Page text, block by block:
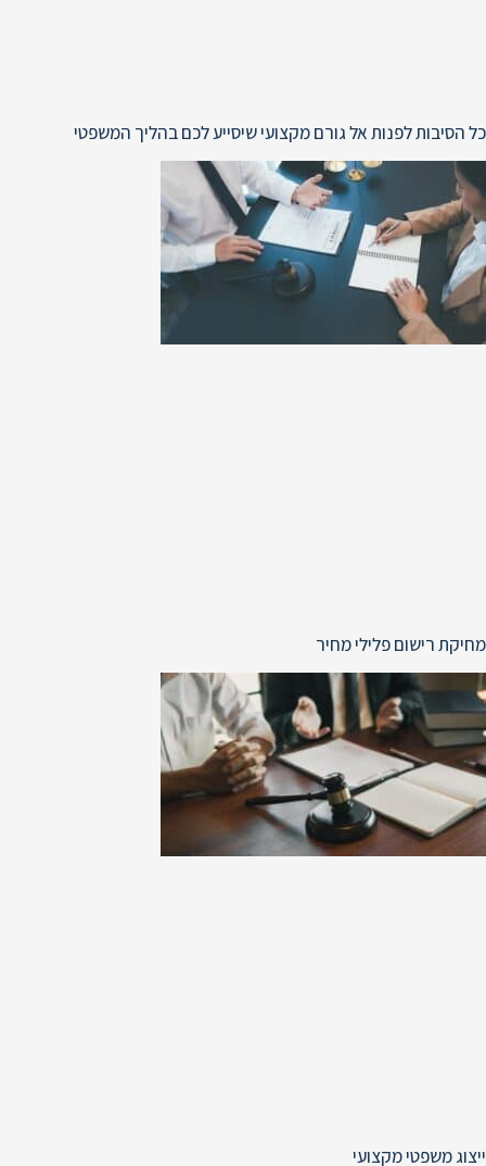
כל הסיבות לפנות אל גורם מקצועי שיסייע לכם בהליך המשפטי
מחיקת רישום פלילי מחיר
ייצוג משפטי מקצועי